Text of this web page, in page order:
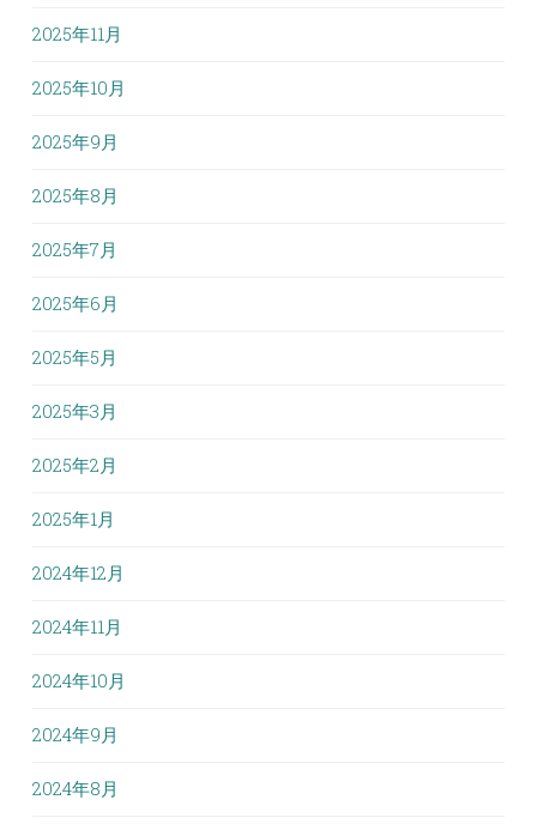
2025年11月
2025年10月
2025年9月
2025年8月
2025年7月
2025年6月
2025年5月
2025年3月
2025年2月
2025年1月
2024年12月
2024年11月
2024年10月
2024年9月
2024年8月